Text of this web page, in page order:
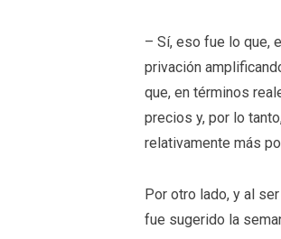
– Sí, eso fue lo que,
privación
que, en términos
precios y, por lo
relativamente más
Por otro lado, y al
fue sugerido la